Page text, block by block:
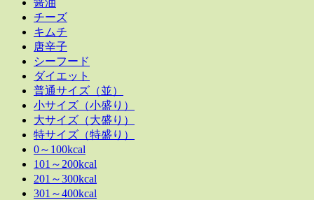
チーズ
キムチ
唐辛子
シーフード
ダイエット
普通サイズ（並）
小サイズ（小盛り）
大サイズ（大盛り）
特サイズ（特盛り）
0～100kcal
101～200kcal
201～300kcal
301～400kcal